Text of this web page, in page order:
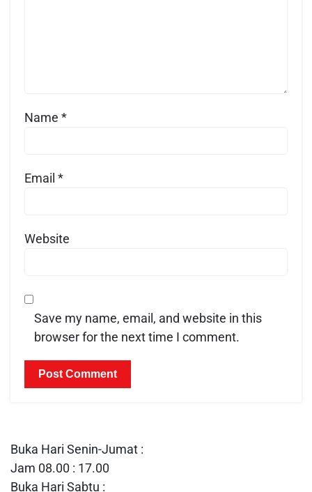
Name *
Email *
Website
Save my name, email, and website in this
browser for the next time I comment.
Buka Hari Senin-Jumat :
Jam 08.00 : 17.00
Buka Hari Sabtu :